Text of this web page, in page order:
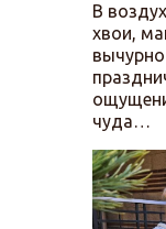
В
хвои,
чуда…